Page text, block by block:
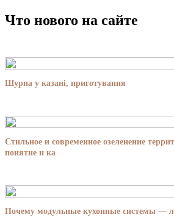
Что нового на сайте
Шурпа у казані, приготування
Стильное и современное озеленение
понятие и ка
Почему модульные кухонные системы —